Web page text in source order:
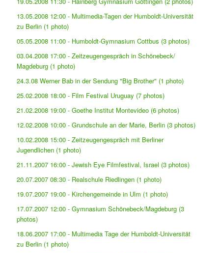
13.05.2008 12:00 - Multimedia-Tagen der Humboldt-Universität
zu Berlin (1 photo)
05.05.2008 11:00 - Humboldt-Gymnasium Cottbus (3 photos)
03.04.2008 17:00 - Zeitzeugengespräch in Schönebeck/
Magdeburg (1 photo)
24.3.08 Werner Bab in der Sendung "Big Brother" (1 photo)
25.02.2008 18:00 - Film Festival Uruguay (7 photos)
21.02.2008 19:00 - Goethe Institut Montevideo (6 photos)
12.02.2008 10:00 - Grundschule an der Marie, Berlin (3 photos)
10.02.2008 15:00 - Zeitzeugengespräch mit Berliner
Jugendlichen (1 photo)
21.11.2007 16:00 - Jewish Eye Filmfestival, Israel (3 photos)
20.07.2007 08:30 - Realschule Riedlingen (1 photo)
19.07.2007 19:00 - Kirchengemeinde in Ulm (1 photo)
17.07.2007 12:00 - Gymnasium Schönebeck/Magdeburg (3
photos)
18.06.2007 17:00 - Multimedia Tage der Humboldt-Universität
zu Berlin (1 photo)